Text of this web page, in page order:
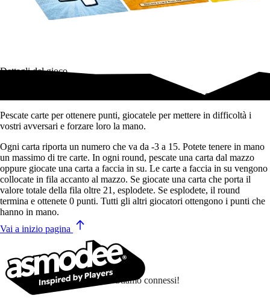
Dettagli del gioco
Quando la pressione salirà, le vostre carte reggeranno o esploderanno?
Pescate carte per ottenere punti, giocatele per mettere in difficoltà i
vostri avversari e forzare loro la mano.
Ogni carta riporta un numero che va da -3 a 15. Potete tenere in mano
un massimo di tre carte. In ogni round, pescate una carta dal mazzo
oppure giocate una carta a faccia in su. Le carte a faccia in su vengono
collocate in fila accanto al mazzo. Se giocate una carta che porta il
valore totale della fila oltre 21, esplodete. Se esplodete, il round
termina e ottenete 0 punti. Tutti gli altri giocatori ottengono i punti che
hanno in mano.
Vai a inizio pagina
Stiamo connessi!